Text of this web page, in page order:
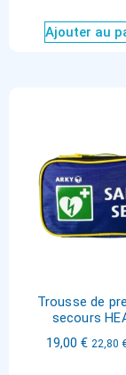
Ajouter au
Trousse de
secours
19,00 € 22,80